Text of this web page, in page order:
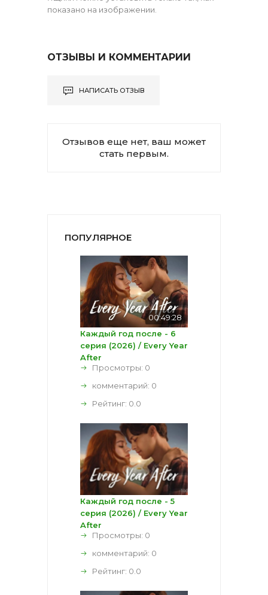
показано на изображении.
ОТЗЫВЫ И КОММЕНТАРИИ
НАПИСАТЬ ОТЗЫВ
Отзывов еще нет, ваш может
стать первым.
ПОПУЛЯРНОЕ
00:49:28
Каждый год после - 6
серия (2026) / Every Year
After
Просмотры: 0
комментарий: 0
Рейтинг: 0.0
Каждый год после - 5
серия (2026) / Every Year
After
Просмотры: 0
комментарий: 0
Рейтинг: 0.0